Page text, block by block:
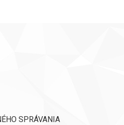
SPRÁVANIA